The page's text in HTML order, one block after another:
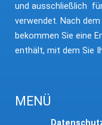
und ausschließlich
verwendet. Nach
bekommen Sie eine
enthält, mit dem Sie
MENÜ